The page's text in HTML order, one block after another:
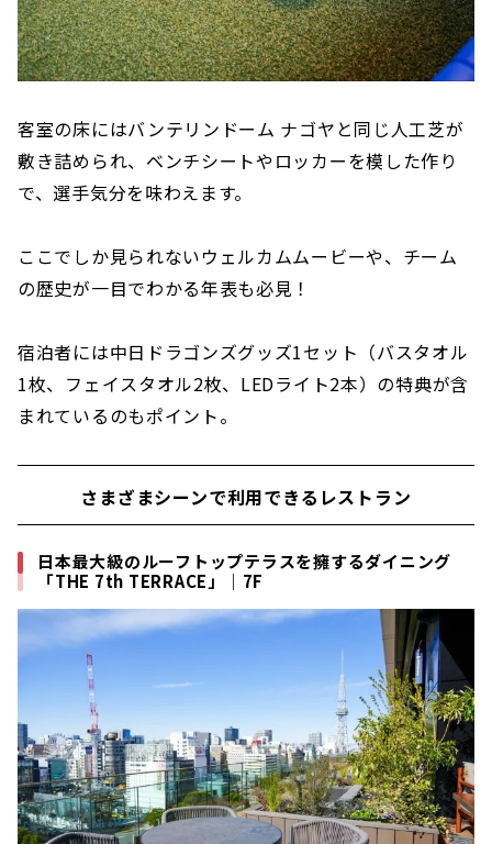
客室の床にはバンテリンドーム ナゴヤと同じ人工芝が
敷き詰められ、ベンチシートやロッカーを模した作り
で、選手気分を味わえます。
ここでしか見られないウェルカムムービーや、チーム
の歴史が一目でわかる年表も必見！
宿泊者には中日ドラゴンズグッズ1セット（バスタオル
1枚、フェイスタオル2枚、LEDライト2本）の特典が含
まれているのもポイント。
さまざまシーンで利用できるレストラン
日本最大級のルーフトップテラスを擁するダイニング
「THE 7th TERRACE」｜7F